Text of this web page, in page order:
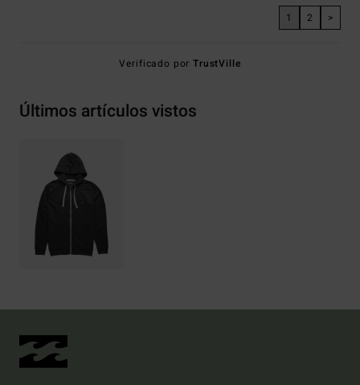
1 2 >
Verificado porTrustVille
Últimos artículos vistos